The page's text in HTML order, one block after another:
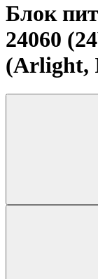
Блок
24060
(Arlight,